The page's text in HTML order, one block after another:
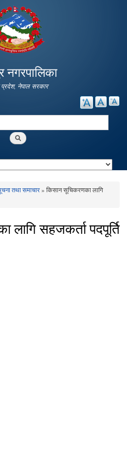
नगरपालिका
नेपाल सरकार
तथा समाचार» किसान सूचिकरणका लागि
सहजकर्ता पदपूर्ति